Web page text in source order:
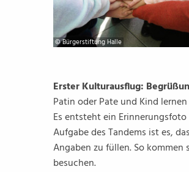
© Bürgerstiftung Halle
Erster Kulturausflug:
Patin oder Pate und Kind
Es entsteht ein
Aufgabe des Tandems ist es,
Angaben zu füllen. So
besuchen.